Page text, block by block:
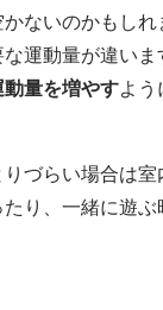
ないのかもし
運動量が違いま
量を増やすよう
づらい場合は室
り、一緒に遊ぶ